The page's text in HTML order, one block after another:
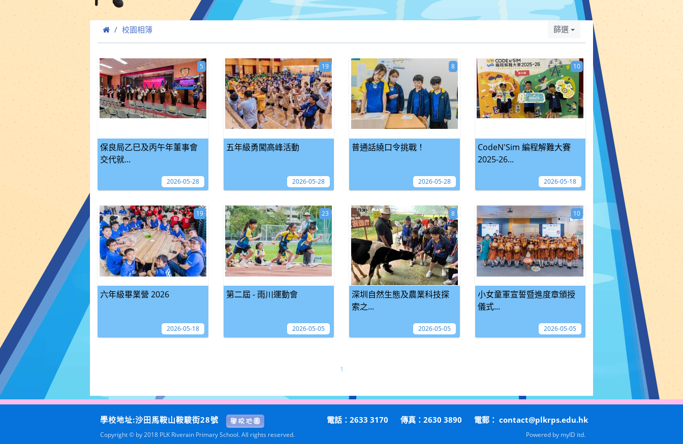
校園相簿 篩選
保良局乙巳及丙午年董事會
交代就...
5
2026-05-28
五年級勇闖高峰活動
19
2026-05-28
普通話繞口令挑戰！
8
2026-05-28
CodeN'Sim 編程解難大賽
2025-26...
10
2026-05-18
六年級畢業營 2026
19
2026-05-18
第二屆 - 雨川運動會
23
2026-05-05
深圳自然生態及農業科技探
索之...
8
2026-05-05
小女童軍宣誓暨進度章頒授
儀式...
10
2026-05-05
1
學校地址:沙田馬鞍山鞍駿街28號 電話：2633 3170 傳真：2630 3890 電郵： contact@plkrps.edu.hk
Copyright © by 2018 PLK Riverain Primary School. All rights reserved. Powered by myID itd.